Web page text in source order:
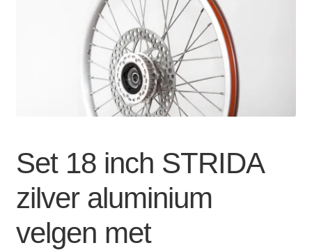
Set 18 inch STRIDA
zilver aluminium
velgen met